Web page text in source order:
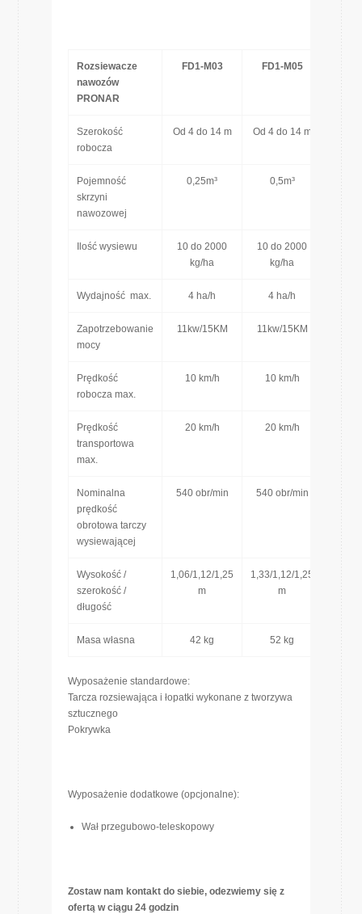
Rozsiewacze
nawozów
PRONAR
FD1-M03 FD1-M05
Szerokość
robocza
Od 4 do 14 m Od 4 do 14 m
Pojemność
skrzyni
nawozowej
0,25m³ 0,5m³
Ilość wysiewu
10 do 2000
kg/ha
10 do 2000
kg/ha
Wydajność max. 4 ha/h 4 ha/h
Zapotrzebowanie
mocy
11kw/15KM 11kw/15KM
Prędkość
robocza max.
10 km/h 10 km/h
Prędkość
transportowa
max.
20 km/h 20 km/h
Nominalna
prędkość
obrotowa tarczy
wysiewającej
540 obr/min 540 obr/min
Wysokość /
szerokość /
długość
1,06/1,12/1,25
m
1,33/1,12/1,25
m
Masa własna 42 kg 52 kg
Wyposażenie standardowe:
Tarcza rozsiewająca i łopatki wykonane z tworzywa
sztucznego
Pokrywka
Wyposażenie dodatkowe (opcjonalne):
Wał przegubowo-teleskopowy
Zostaw nam kontakt do siebie, odezwiemy się z
ofertą w ciągu 24 godzin